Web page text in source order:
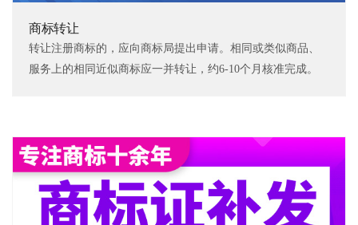
商标转让
转让注册商标的，应向商标局提出申请。相同或类似商品、
服务上的相同近似商标应一并转让，约6-10个月核准完成。